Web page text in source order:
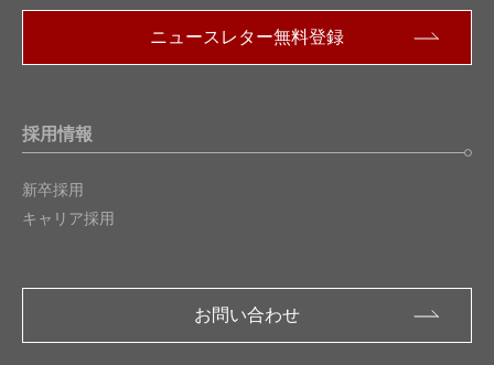
ニュースレター無料登録
採用情報
新卒採用
キャリア採用
お問い合わせ